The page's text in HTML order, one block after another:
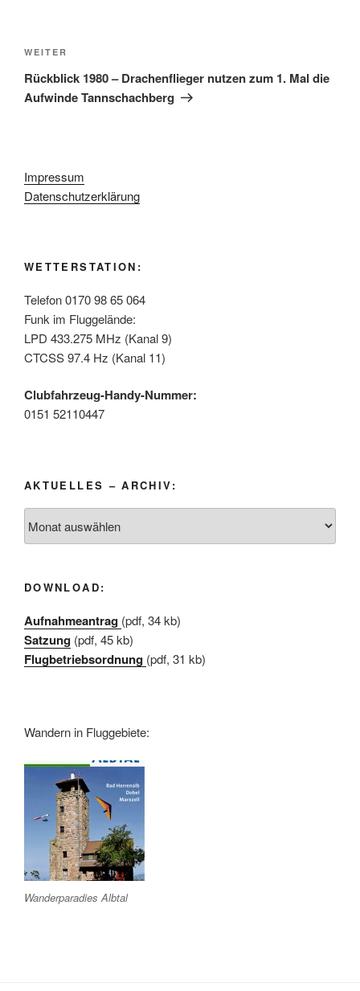
Nächster
Beitrag
WEITER
Rückblick 1980 – Drachenflieger nutzen zum 1. Mal die
Aufwinde Tannschachberg
Impressum
Datenschutzerklärung
WETTERSTATION:
Telefon 0170 98 65 064
Funk im Fluggelände:
LPD 433.275 MHz (Kanal 9)
CTCSS 97.4 Hz (Kanal 11)
Clubfahrzeug-Handy-Nummer:
0151 52110447
AKTUELLES – ARCHIV:
–
DOWNLOAD:
Aufnahmeantrag (pdf, 34 kb)
Satzung (pdf, 45 kb)
Flugbetriebsordnung (pdf, 31 kb)
Wandern in Fluggebiete:
Wanderparadies Albtal